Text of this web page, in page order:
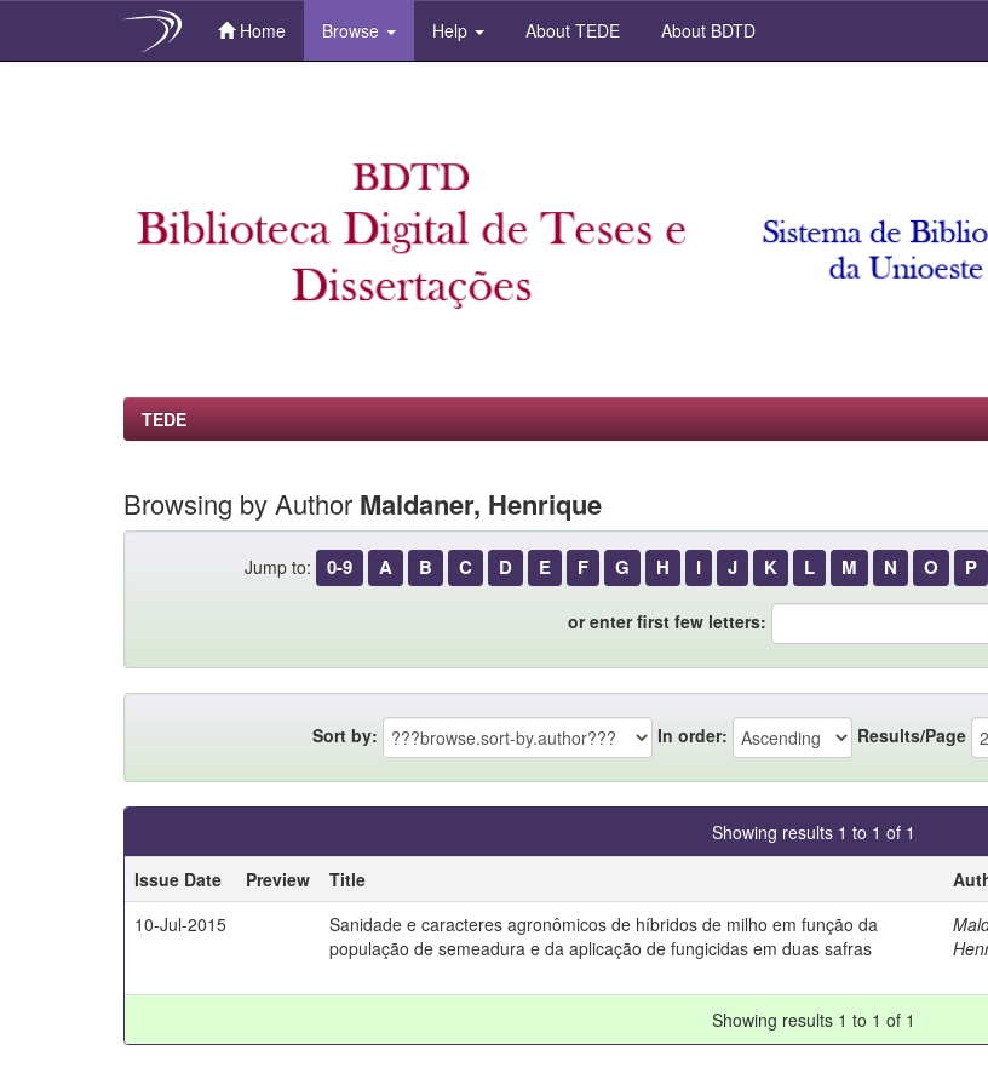
Home Browse Help About TEDE About BDTD
TEDE
Browsing by Author Maldaner, Henrique
Jump to: 0-9 A B C D E F G H I J K L M N O P
or enter first few letters:
Sort by: In order: Results/Page
Showing results 1 to 1 of 1
Issue Date
Preview Title
10-Jul-2015
Sanidade e caracteres agronômicos de híbridos de milho em função da
população de semeadura e da aplicação de fungicidas em duas safras
Showing results 1 to 1 of 1